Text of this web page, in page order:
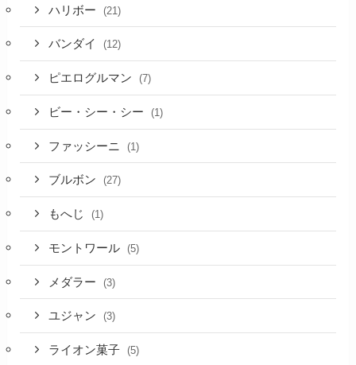
ハリボー (21)
バンダイ (12)
ピエログルマン (7)
ビー・シー・シー (1)
ファッシーニ (1)
ブルボン (27)
もへじ (1)
モントワール (5)
メダラー (3)
ユジャン (3)
ライオン菓子 (5)